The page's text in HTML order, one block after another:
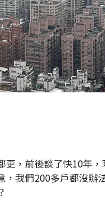
，前後談了快10年
我們200多戶都沒辦